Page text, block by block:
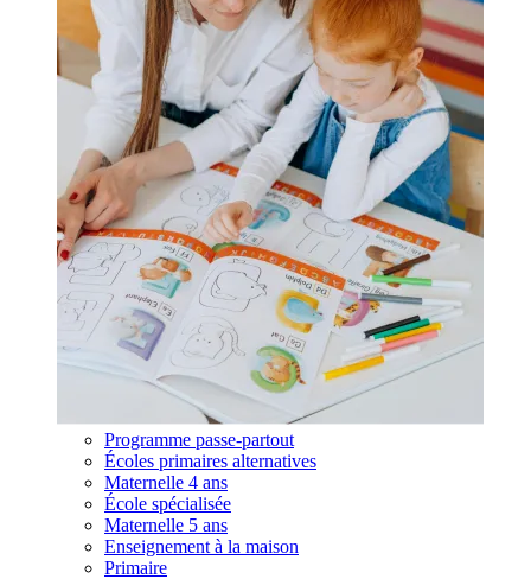
Programme passe-partout
Écoles primaires alternatives
Maternelle 4 ans
École spécialisée
Maternelle 5 ans
Enseignement à la maison
Primaire